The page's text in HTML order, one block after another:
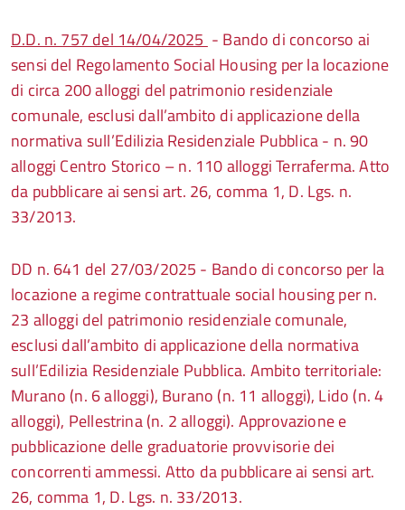
D.D. n. 757 del 14/04/2025 - Bando di concorso ai
sensi del Regolamento Social Housing per la locazione
di circa 200 alloggi del patrimonio residenziale
comunale, esclusi dall’ambito di applicazione della
normativa sull’Edilizia Residenziale Pubblica - n. 90
alloggi Centro Storico – n. 110 alloggi Terraferma. Atto
da pubblicare ai sensi art. 26, comma 1, D. Lgs. n.
33/2013.
DD n. 641 del 27/03/2025 - Bando di concorso per la
locazione a regime contrattuale social housing per n.
23 alloggi del patrimonio residenziale comunale,
esclusi dall’ambito di applicazione della normativa
sull’Edilizia Residenziale Pubblica. Ambito territoriale:
Murano (n. 6 alloggi), Burano (n. 11 alloggi), Lido (n. 4
alloggi), Pellestrina (n. 2 alloggi). Approvazione e
pubblicazione delle graduatorie provvisorie dei
concorrenti ammessi. Atto da pubblicare ai sensi art.
26, comma 1, D. Lgs. n. 33/2013.